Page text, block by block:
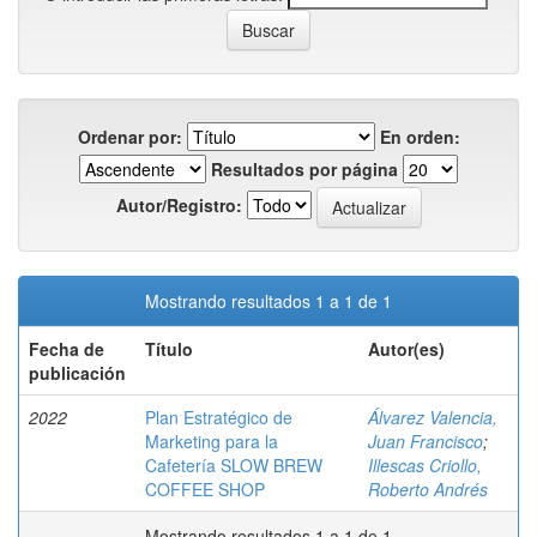
Ordenar por:
En orden:
Resultados por página
Autor/Registro:
Mostrando resultados 1 a 1 de 1
Fecha de
publicación
Título Autor(es)
2022
Plan Estratégico de
Marketing para la
Cafetería SLOW BREW
COFFEE SHOP
Álvarez Valencia,
Juan Francisco;
Illescas Criollo,
Roberto Andrés